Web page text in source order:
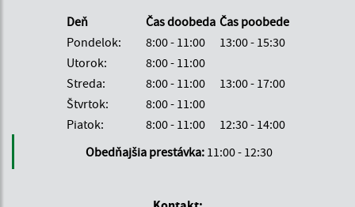
Deň
Čas doobeda Čas poobede
Pondelok:
8:00 - 11:00
13:00 - 15:30
Utorok:
8:00 - 11:00
Streda:
8:00 - 11:00
13:00 - 17:00
Štvrtok:
8:00 - 11:00
Piatok:
8:00 - 11:00
12:30 - 14:00
Obedňajšia prestávka: 11:00 - 12:30